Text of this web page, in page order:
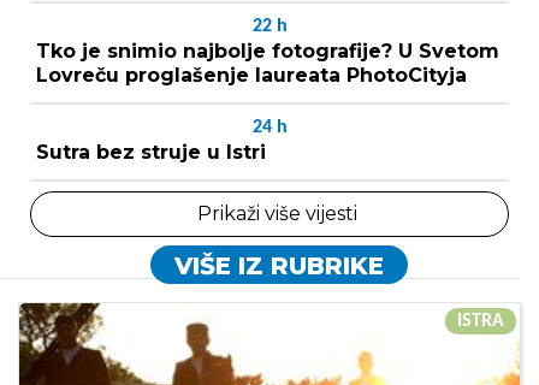
22 h
Tko je snimio najbolje fotografije? U Svetom
Lovreču proglašenje laureata PhotoCityja
24 h
Sutra bez struje u Istri
Prikaži više vijesti
VIŠE IZ RUBRIKE
ISTRA